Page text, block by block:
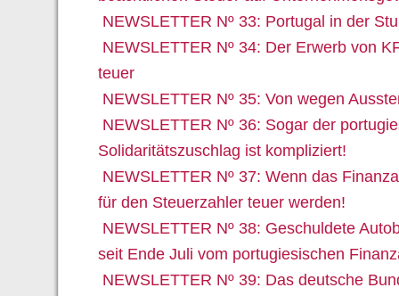
NEWSLETTER Nº 33: Portugal in der
NEWSLETTER Nº 34: Der Erwerb von
teuer
NEWSLETTER Nº 35: Von wegen
NEWSLETTER Nº 36: Sogar der
Solidaritätszuschlag ist kompliziert!
NEWSLETTER Nº 37: Wenn das
für den Steuerzahler teuer werden!
NEWSLETTER Nº 38: Geschuldete
seit Ende Juli vom portugiesischen
NEWSLETTER Nº 39: Das deutsche